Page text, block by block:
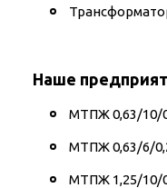
Наше
МТПЖ 0,63/10/
МТПЖ 0,63/6/
МТПЖ 1,25/10/